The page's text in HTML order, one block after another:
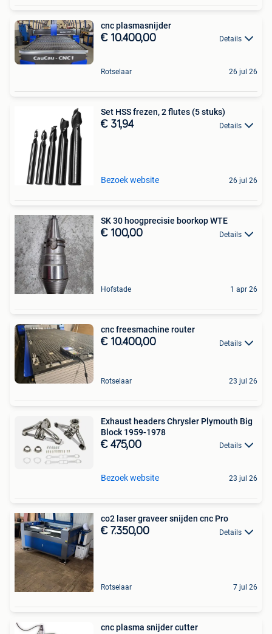
cnc plasmasnijder
€ 10.400,00 Details
Rotselaar 26 jul 26
Set HSS frezen, 2 flutes (5 stuks)
€ 31,94 Details
Bezoek website 26 jul 26
SK 30 hoogprecisie boorkop WTE
€ 100,00 Details
Hofstade 1 apr 26
cnc freesmachine router
€ 10.400,00 Details
Rotselaar 23 jul 26
Exhaust headers Chrysler Plymouth Big
Block 1959-1978
€ 475,00 Details
Bezoek website 23 jul 26
co2 laser graveer snijden cnc Pro
€ 7.350,00 Details
Rotselaar 7 jul 26
cnc plasma snijder cutter